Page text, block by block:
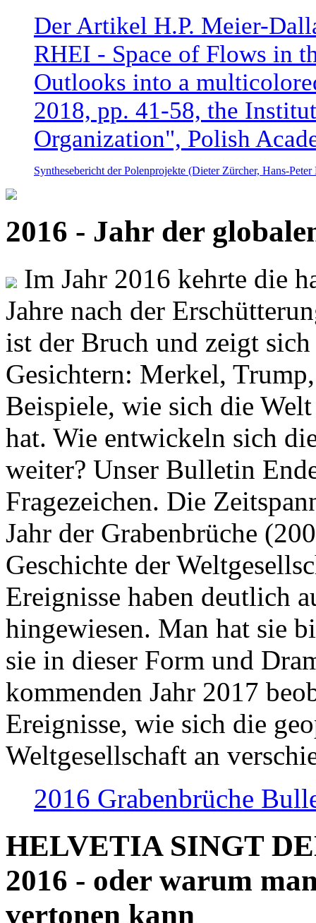
Der Artikel H.P. Meier-
RHEI - Space of Flows in
Outlooks into a
2018, pp. 41-58, the
Organization", Polish
Synthesebericht der Polenprojekte (Dieter Zürcher, Hans-
2016 - Jahr der
Im Jahr 2016 kehrte die
Jahre nach der
ist der Bruch und zeigt
Gesichtern: Merkel,
Beispiele, wie sich die
hat. Wie entwickeln sich
weiter? Unser Bulletin
Fragezeichen. Die
Jahr der Grabenbrüche
Geschichte der
Ereignisse haben deutlich
hingewiesen. Man hat sie
sie in dieser Form und
kommenden Jahr 2017
Ereignisse, wie sich die
Weltgesellschaft an
2016 Grabenbrüche
HELVETIA SINGT
2016 - oder warum
vertonen kann